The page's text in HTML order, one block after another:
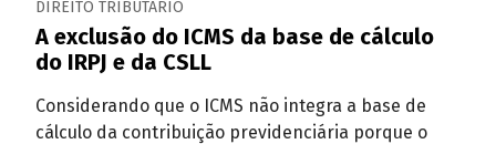
DIREITO TRIBUTÁRIO
A exclusão do ICMS da base de cálculo
do IRPJ e da CSLL
Considerando que o ICMS não integra a base de
cálculo da contribuição previdenciária porque o